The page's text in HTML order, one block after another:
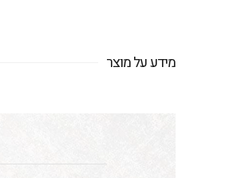
מידע על מוצר